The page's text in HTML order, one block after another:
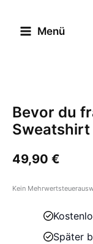
Inhalt
Menü
Bevor du
Sweatshirt
49,90 €
Kein
Später